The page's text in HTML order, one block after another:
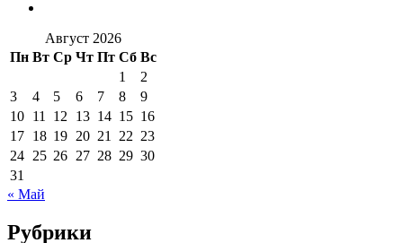
Август 2026
Пн Вт Ср Чт Пт Сб Вс
1
2
3
4 5 6 7 8
9
10 11 12 13 14 15 16
17 18 19 20 21 22 23
24 25 26 27 28 29 30
31
« Май
Рубрики